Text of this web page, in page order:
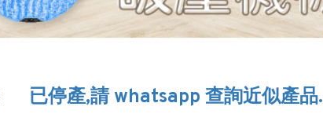
已停產,請 whatsapp 查詢近似產品.